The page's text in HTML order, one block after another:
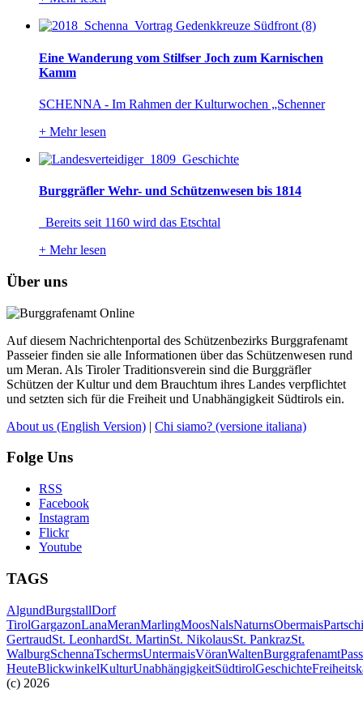
Eine Wanderung vom Stilfser Joch zum Karnischen
Kamm
SCHENNA - Im Rahmen der Kulturwochen „Schenner
+ Mehr lesen
Burggräfler Wehr- und Schützenwesen bis 1814
Bereits seit 1160 wird das Etschtal
+ Mehr lesen
Über uns
Auf diesem Nachrichtenportal des Schützenbezirks Burggrafenamt
Passeier finden sie alle Informationen über das Schützenwesen rund
um Meran. Als Tiroler Traditionsverein sind die Burggräfler
Schützen der Kultur und dem Brauchtum ihres Landes verpflichtet
und setzten sich für die Freiheit und Unabhängigkeit Südtirols ein.
About us (English Version) | Chi siamo? (versione italiana)
Folge Uns
RSS
Facebook
Instagram
Flickr
Youtube
TAGS
AlgundBurgstallDorf
TirolGargazonLanaMeranMarlingMoosNalsNaturnsObermais
GertraudSt. LeonhardSt. MartinSt. NikolausSt. PankrazSt.
WalburgSchennaTschermsUntermaisVöranWaltenBurggrafenamt
HeuteBlickwinkelKulturUnabhängigkeitSüdtirolGeschichte
(c) 2026